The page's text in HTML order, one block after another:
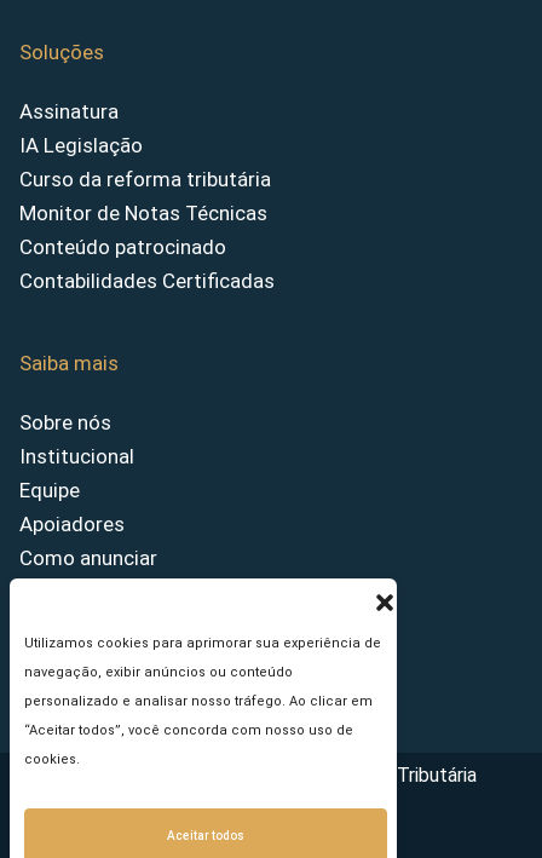
Utilizamos cookies para aprimorar sua experiência de
navegação, exibir anúncios ou conteúdo
personalizado e analisar nosso tráfego. Ao clicar em
“Aceitar todos”, você concorda com nosso uso de
cookies.
Aceitar todos
Soluções
Assinatura
IA Legislação
Curso da reforma tributária
Monitor de Notas Técnicas
Conteúdo patrocinado
Contabilidades Certificadas
Saiba mais
Sobre nós
Institucional
Equipe
Apoiadores
Como anunciar
Princípios Editoriais
Copyright © 2026 - Portal da Reforma Tributária